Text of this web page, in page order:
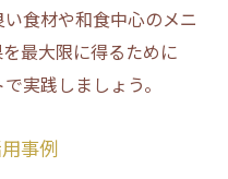
食材や和食中心のメニ
最大限に得るために
実践しましょう。
事例